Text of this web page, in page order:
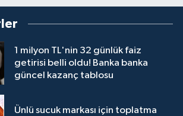
1 milyon TL'nin 32 günlük faiz
getirisi belli oldu! Banka banka
güncel kazanç tablosu
Ünlü sucuk markası için toplatma